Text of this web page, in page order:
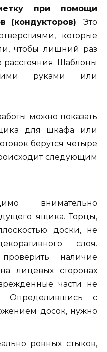
при помощи
(кондукторов). Это
которые
чтобы лишний раз
расстояния. Шаблоны
руками или
можно показать
для шкафа или
берутся четыре
следующим
внимательно
ящика. Торцы,
доски, не
слоя.
наличие
лицевых сторонах
части не
Определившись с
досок, нужно
ровных стыков,